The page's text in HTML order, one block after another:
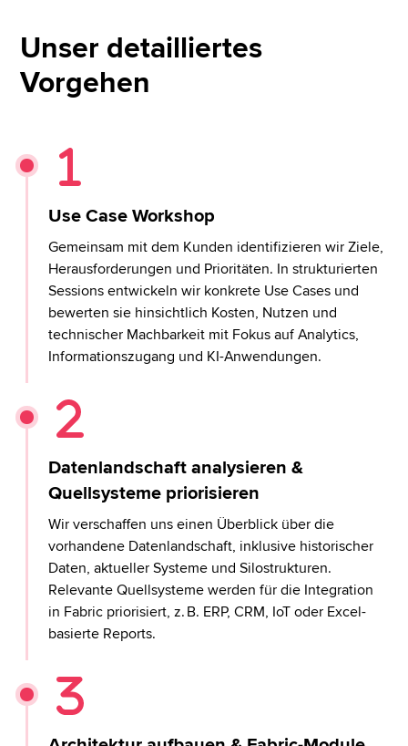
Unser detailliertes
Vorgehen
Use Case Workshop
Gemeinsam mit dem Kunden identifizieren wir Ziele,
Herausforderungen und Prioritäten. In strukturierten
Sessions entwickeln wir konkrete Use Cases und
bewerten sie hinsichtlich Kosten, Nutzen und
technischer Machbarkeit mit Fokus auf Analytics,
Informationszugang und KI-Anwendungen.
Datenlandschaft analysieren &
Quellsysteme priorisieren
Wir verschaffen uns einen Überblick über die
vorhandene Datenlandschaft, inklusive historischer
Daten, aktueller Systeme und Silostrukturen.
Relevante Quellsysteme werden für die Integration
in Fabric priorisiert, z. B. ERP, CRM, IoT oder Excel-
basierte Reports.